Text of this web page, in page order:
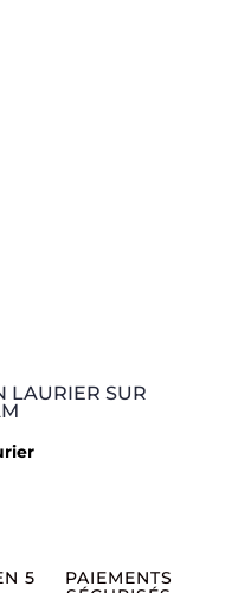
LAURIER SUR
5
PAIEMENTS